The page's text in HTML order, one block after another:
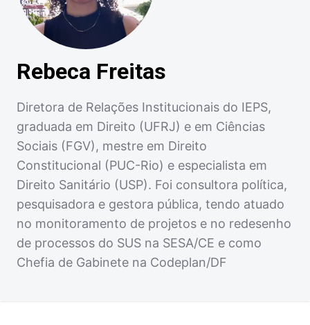
Rebeca Freitas
Diretora de Relações Institucionais do IEPS,
graduada em Direito (UFRJ) e em Ciências
Sociais (FGV), mestre em Direito
Constitucional (PUC-Rio) e especialista em
Direito Sanitário (USP). Foi consultora política,
pesquisadora e gestora pública, tendo atuado
no monitoramento de projetos e no redesenho
de processos do SUS na SESA/CE e como
Chefia de Gabinete na Codeplan/DF